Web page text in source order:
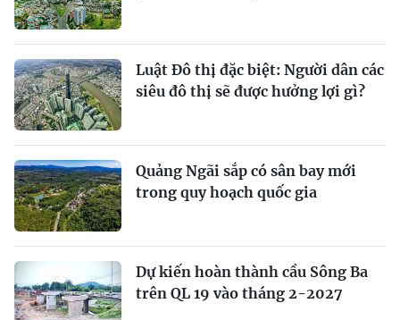
Luật Đô thị đặc biệt: Người dân các
siêu đô thị sẽ được hưởng lợi gì?
Quảng Ngãi sắp có sân bay mới
trong quy hoạch quốc gia
Dự kiến hoàn thành cầu Sông Ba
trên QL 19 vào tháng 2-2027